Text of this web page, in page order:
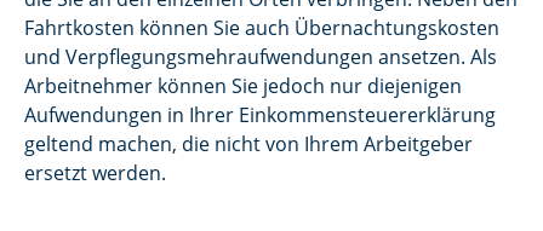
Fahrtkosten können Sie auch Übernachtungskosten
und Verpflegungsmehraufwendungen ansetzen. Als
Arbeitnehmer können Sie jedoch nur diejenigen
Aufwendungen in Ihrer Einkommensteuererklärung
geltend machen, die nicht von Ihrem Arbeitgeber
ersetzt werden.